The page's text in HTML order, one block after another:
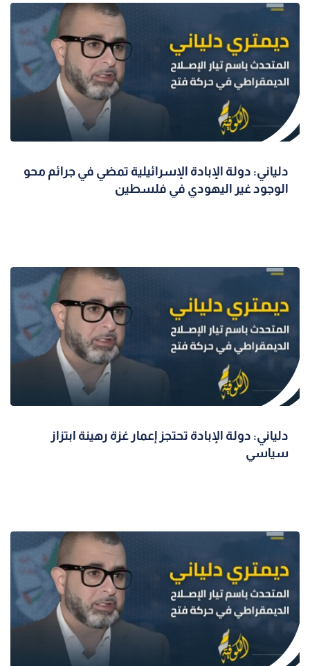
دلياني: دولة الإبادة الإسرائيلية تمضي في جرائم محو
الوجود غير اليهودي في فلسطين
دلياني: دولة الإبادة تحتجز إعمار غزة رهينة ابتزاز
سياسي